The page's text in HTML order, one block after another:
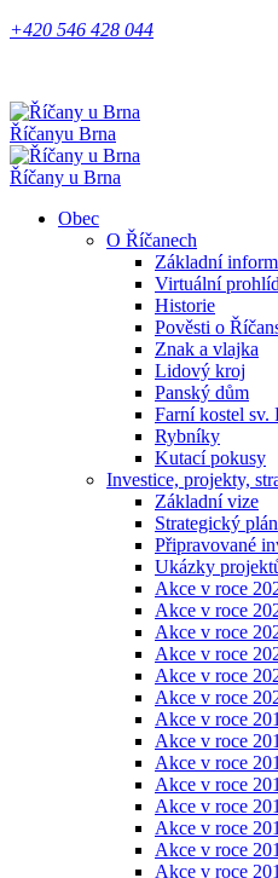
+420 546 428 044
Říčanyu Brna
Říčany u Brna
Obec
O Říčanech
Základní
Virtuální
Historie
Pověsti o
Znak a vlajka
Lidový kroj
Panský dům
Farní kostel sv.
Rybníky
Kutací pokusy
Investice, projekty,
Základní vize
Strategický plán
Připravované
Ukázky
Akce v roce
Akce v roce
Akce v roce
Akce v roce
Akce v roce
Akce v roce
Akce v roce
Akce v roce
Akce v roce
Akce v roce
Akce v roce
Akce v roce
Akce v roce
Akce v roce